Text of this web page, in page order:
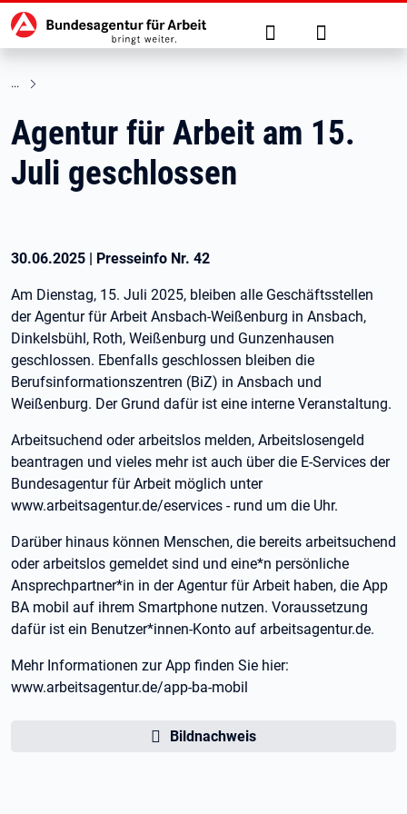
zu den Hauptinhalten springen
Hauptnavigation Suche Anmelden
Agentur für Arbeit am 15.
Juli geschlossen
30.06.2025 | Presseinfo Nr. 42
Am Dienstag, 15. Juli 2025, bleiben alle Geschäftsstellen
der Agentur für Arbeit Ansbach-Weißenburg in Ansbach,
Dinkelsbühl, Roth, Weißenburg und Gunzenhausen
geschlossen. Ebenfalls geschlossen bleiben die
Berufsinformationszentren (BiZ) in Ansbach und
Weißenburg. Der Grund dafür ist eine interne Veranstaltung.
Arbeitsuchend oder arbeitslos melden, Arbeitslosengeld
beantragen und vieles mehr ist auch über die E-Services der
Bundesagentur für Arbeit möglich unter
www.arbeitsagentur.de/eservices - rund um die Uhr.
Darüber hinaus können Menschen, die bereits arbeitsuchend
oder arbeitslos gemeldet sind und eine*n persönliche
Ansprechpartner*in in der Agentur für Arbeit haben, die App
BA mobil auf ihrem Smartphone nutzen. Voraussetzung
dafür ist ein Benutzer*innen-Konto auf arbeitsagentur.de.
Mehr Informationen zur App finden Sie hier:
www.arbeitsagentur.de/app-ba-mobil
Bildnachweis